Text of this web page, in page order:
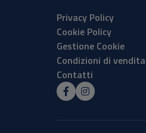
Privacy Policy
Cookie Policy
Gestione Cookie
Condizioni di vendita
Contatti